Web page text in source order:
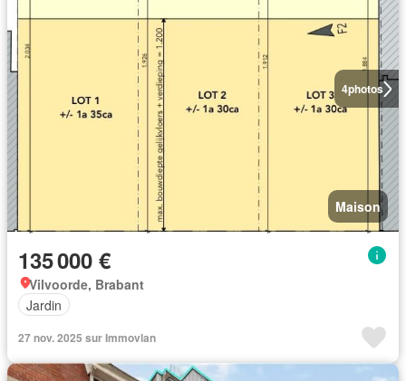
4photos
Maison
135 000 €
Vilvoorde, Brabant
Jardin
27 nov. 2025 sur Immovlan